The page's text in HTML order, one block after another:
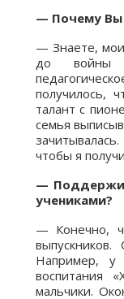
— Почему Вы
— Знаете,
до войны
получилось,
талант с
семья
чтобы я
—
учениками?
— Конечно,
Например, у
воспитания
мальчики.